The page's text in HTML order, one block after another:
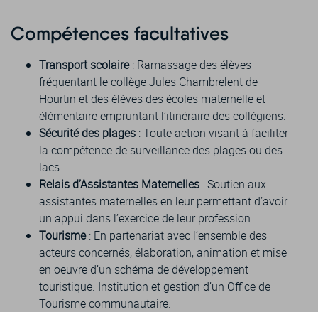
Compétences facultatives
Transport scolaire: Ramassage des élèves
fréquentant le collège Jules Chambrelent de
Hourtin et des élèves des écoles maternelle et
élémentaire empruntant l’itinéraire des collégiens.
Sécurité des plages : Toute action visant à faciliter
la compétence de surveillance des plages ou des
lacs.
Relais d’Assistantes Maternelles : Soutien aux
assistantes maternelles en leur permettant d’avoir
un appui dans l’exercice de leur profession.
Tourisme: En partenariat avec l’ensemble des
acteurs concernés, élaboration, animation et mise
en oeuvre d’un schéma de développement
touristique. Institution et gestion d’un Office de
Tourisme communautaire.